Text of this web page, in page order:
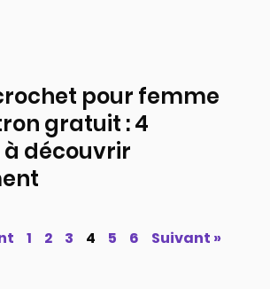
pour femme
gratuit : 4
découvrir
1 2 3 4 5 6 Suivant »